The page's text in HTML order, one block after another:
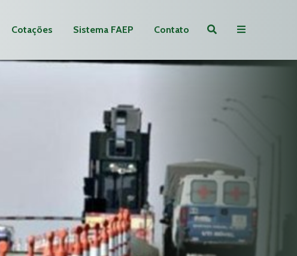
Cotações Sistema FAEP Contato